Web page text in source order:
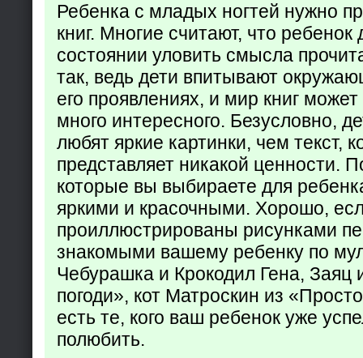
Ребенка с младых ногтей нужно
книг. Многие считают, что ребенок
состоянии уловить смысла
так, ведь дети впитывают
его проявлениях, и мир книг
много интересного. Безусловно,
любят яркие картинки, чем текст,
представляет никакой ценности.
которые вы выбираете для
яркими и красочными. Хорошо,
проиллюстрированы рисунками
знакомыми вашему ребенку по
Чебурашка и Крокодил Гена, Заяц
погоди», кот Матроскин из
есть те, кого ваш ребенок уже
полюбить.